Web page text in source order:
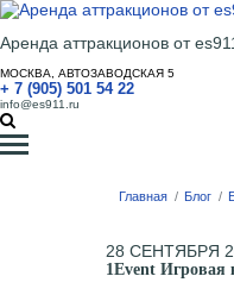
Аренда аттракционов от
МОСКВА, АВТОЗАВОДСКАЯ 5
+ 7 (905) 501 54 22
info@es911.ru
Главная / Блог /
28 СЕНТЯБРЯ
1Event Игровая